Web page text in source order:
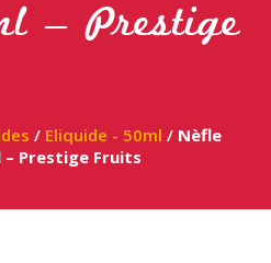
– Prestige
/ Eliquide - 50ml / Nèfle
Prestige Fruits